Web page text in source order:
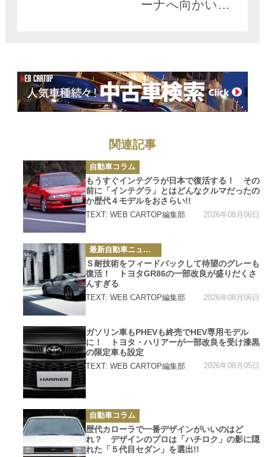
ーナへ向かいク
昧が現実に!!
関連記事
カ
テ
ゴ
リ
ー
自動車コラム
もうすぐインテグラが日本で復活する！ その
前に「インテグラ」とはどんなクルマだったの
か歴代４モデルをおさらい!!
TEXT: WEB CARTOP編集部 2026年08月06日
カ
テ
ゴ
リ
ー
最新自動車ニュース
Ｓ耐技術をフィードバックして待望のグレーも
復活！ トヨタGR86の一部改良が盛りだくさ
んすぎる
TEXT: WEB CARTOP編集部 2026年08月06日
カ
テ
ゴ
リ
ー
ガソリン車もPHEVも終売でHEV専用モデル
に！ トヨタ・ハリアーが一部改良を受け漆黒
の限定車も設定
TEXT: WEB CARTOP編集部 2026年08月05日
カ
テ
ゴ
リ
ー
自動車コラム
歴代カローラで一番デザインがいいのはど
れ？ デザインのプロは「ハチロク」の影に隠
れた「５代目セダン」を選出!!